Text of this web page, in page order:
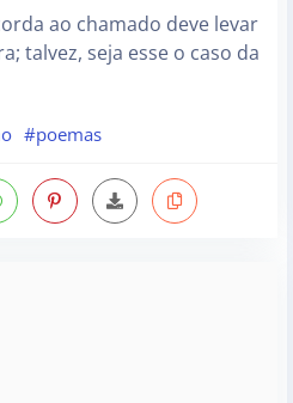
ao chamado deve levar
talvez, seja esse o caso da
#poemas